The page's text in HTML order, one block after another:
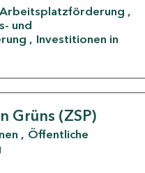
Arbeitsplatzförderung
und
Investitionen in
Grüns (ZSP)
Öffentliche